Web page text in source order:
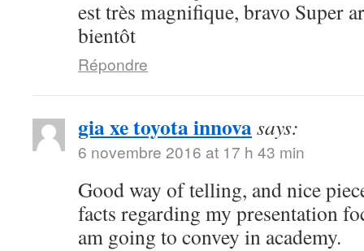
est très magnifique, bravo Super
bientôt
Répondre
gia xe toyota innovasays:
6 novembre 2016 at 17 h 43 min
Good way of telling, and nice
facts regarding my presentation
am going to convey in academy.